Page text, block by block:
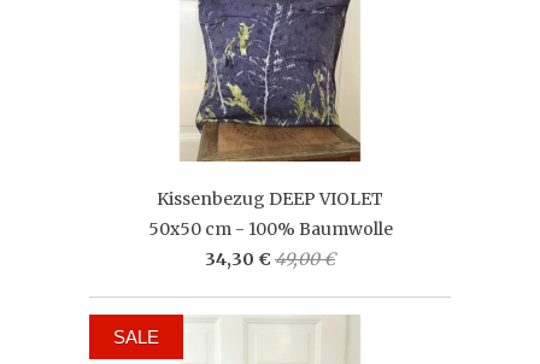
Kissenbezug DEEP VIOLET
50x50 cm - 100% Baumwolle
34,30 € 49,00 €
SALE